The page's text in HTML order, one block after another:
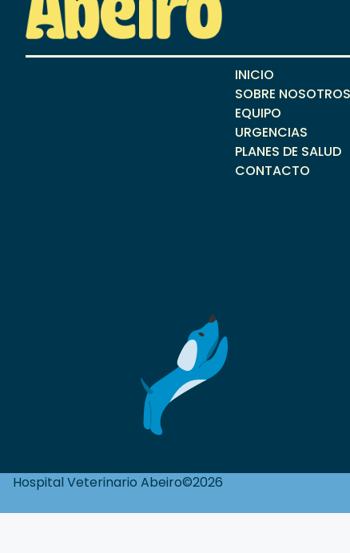
INICIO
SOBRE NOSOTROS
EQUIPO
URGENCIAS
PLANES DE SALUD
CONTACTO
Hospital Veterinario Abeiro©2026